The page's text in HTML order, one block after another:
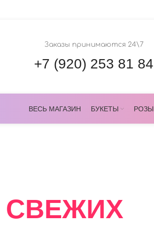
Заказы принимаются 24\7
+7 (920) 253 81 84
ВЕСЬ МАГАЗИН БУКЕТЫ РОЗЫ
СВЕЖИХ